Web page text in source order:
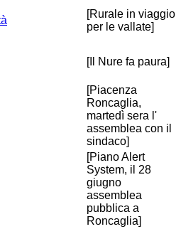
[Rurale in viaggio
per le vallate]
[Il Nure fa paura]
[Piacenza
Roncaglia,
martedì sera l'
assemblea con il
sindaco]
[Piano Alert
System, il 28
giugno
assemblea
pubblica a
Roncaglia]